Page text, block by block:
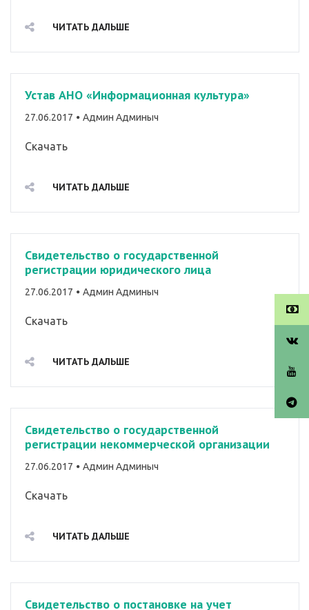
ЧИТАТЬ ДАЛЬШЕ
Устав АНО «Информационная культура»
27.06.2017 By
Админ Админыч
Скачать
ЧИТАТЬ ДАЛЬШЕ
Свидетельство о государственной
регистрации юридического лица
27.06.2017 By
Админ Админыч
Скачать
ЧИТАТЬ ДАЛЬШЕ
Свидетельство о государственной
регистрации некоммерческой организации
27.06.2017 By
Админ Админыч
Скачать
ЧИТАТЬ ДАЛЬШЕ
Свидетельство о постановке на учет